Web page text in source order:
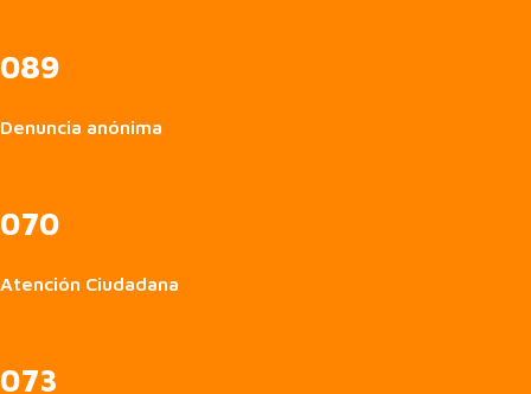
089
Denuncia anónima
070
Atención Ciudadana
073